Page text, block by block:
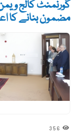
گورنمنٹ کالج
مضمون بنانے کا
356